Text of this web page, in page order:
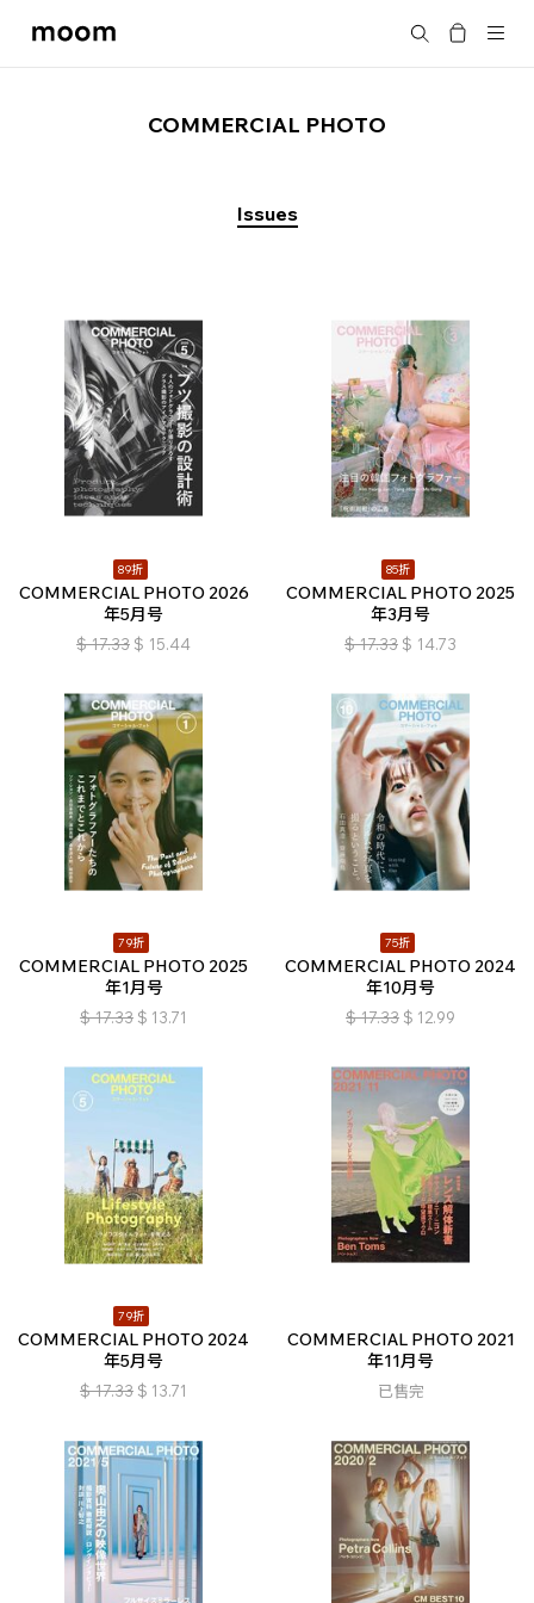
moom
搜尋
COMMERCIAL PHOTO
Issues
89折
COMMERCIAL PHOTO 2026
年5月号
$ 17.33 $ 15.44
85折
COMMERCIAL PHOTO 2025
年3月号
$ 17.33 $ 14.73
79折
COMMERCIAL PHOTO 2025
年1月号
$ 17.33 $ 13.71
75折
COMMERCIAL PHOTO 2024
年10月号
$ 17.33 $ 12.99
79折
COMMERCIAL PHOTO 2024
年5月号
$ 17.33 $ 13.71
COMMERCIAL PHOTO 2021
年11月号
已售完